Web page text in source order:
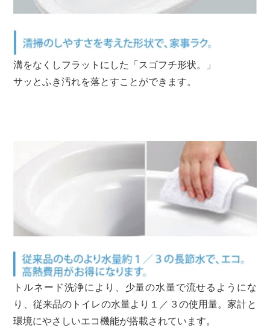
溝をなくしフラットにした「スゴフチ形状。」
サッとふき汚れを落とすことができます。
トルネード洗浄により、少量の水量で流せるようにな
り、従来品のトイレの水量より１／３の使用量。家計と
環境にやさしいエコ機能が搭載されています。